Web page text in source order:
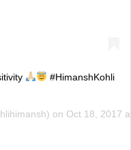
#HimanshKohli
on Oct 18, 2017